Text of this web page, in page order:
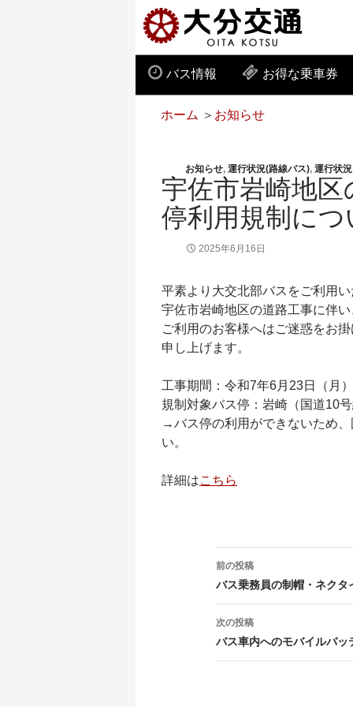
バス情報 お得な乗車券
ホーム ＞ お知らせ
お知らせ, 運行状況(路線バス), 運行状況
宇佐市岩崎地
停利用規制につ
2025年6月16日
平素より大交北部バスをご利用
宇佐市岩崎地区の道路工事に伴
ご利用のお客様へはご迷惑をお
申し上げます。
工事期間：令和7年6月23日（月
規制対象バス停：岩崎（国道10号
→バス停の利用ができないため
い。
詳細はこちら
投
稿
ナ
ビ
前の投稿
バス乗務員の制帽・ネク
次の投稿
バス車内へのモバイルバッ